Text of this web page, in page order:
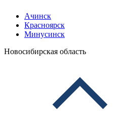
Ачинск
Красноярск
Минусинск
Новосибирская область